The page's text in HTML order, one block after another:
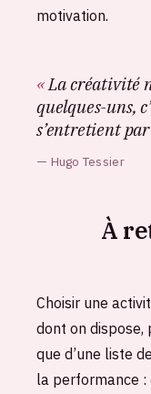
motivation.
La créativité
quelques-uns,
s’entretient
Hugo Tessier
À
Choisir une
dont on
que d’une liste
la performance :